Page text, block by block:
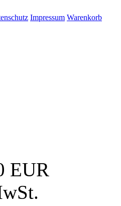
Impressum Warenkorb
EUR